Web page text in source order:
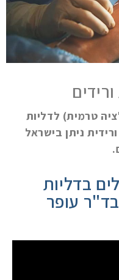
טרמית) לדליות
ניתן בישראל
בדליות
בד"ר עופר